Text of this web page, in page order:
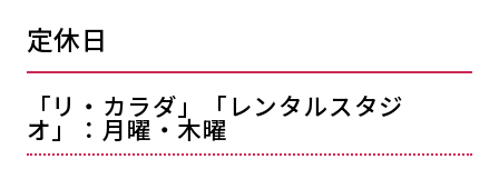
定休日
「リ・カラダ」「レンタルスタジ
オ」：月曜・木曜